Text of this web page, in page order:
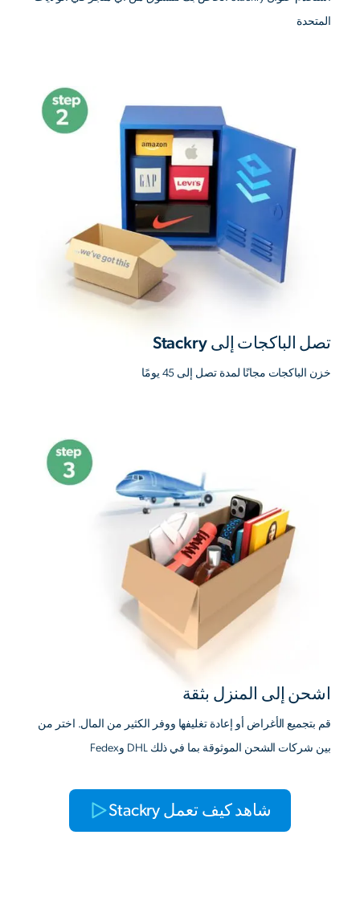
المتحدة
تصل الباكجات إلى Stackry
خزن الباكجات مجانًا لمدة تصل إلى 45 يومًا
اشحن إلى المنزل بثقة
قم بتجميع الأغراض أو إعادة تغليفها ووفر الكثير من المال. اختر من
بين شركات الشحن الموثوقة بما في ذلك DHL وFedex
شاهد كيف تعمل Stackry